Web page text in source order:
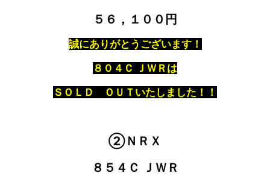
５６，１００円
誠にありがとうございます！
８０４Ｃ ＪＷＲは
ＳＯＬＤ ＯＵＴいたしました！！
②ＮＲＸ
８５４Ｃ ＪＷＲ